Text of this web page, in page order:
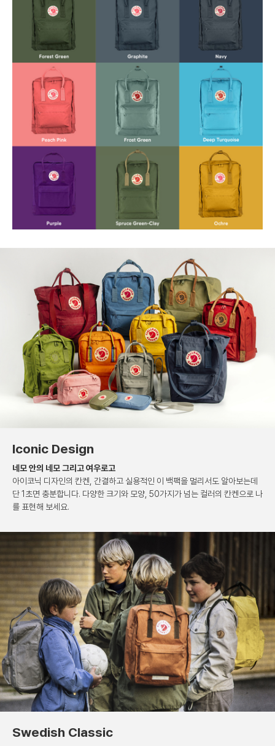
Iconic Design
네모 안의 네모 그리고 여우로고
아이코닉 디자인의 칸켄, 간결하고 실용적인 이 백팩을 멀리서도 알아보는데
단 1초면 충분합니다. 다양한 크기와 모양, 50가지가 넘는 컬러의 칸켄으로 나
를 표현해 보세요.
Swedish Classic